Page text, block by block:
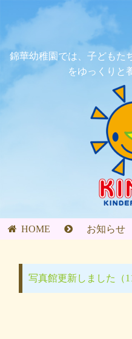
錦華幼稚園では、子どもた
をゆっくりと
HOME お知らせ
写真館更新しました（